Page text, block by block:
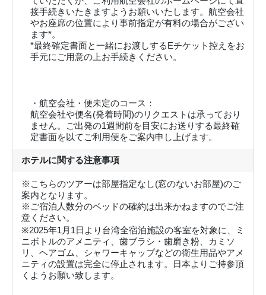
接手続きいたきますようお願いいたします。航空会社
やお座席の位置により事前指定が有料の場合がござい
ます*。
*最終確定書面と一緒にお渡しするEチケット控えをお
手元にご用意の上お手続きください。
・航空会社・便未定のコース：
航空会社や便名(発着時間)のリクエストは承っており
ません。ご出発の1週間前を目安にお送りする最終確
定書面を以てご利用便をご案内申し上げます。
ホテルに関する注意事項
※こちらのツアーは部屋指定なし(窓のないお部屋)のご
案内となります。
※ご宿泊人数分のベッドの確約は出来かねますのでご注
意ください。
※2025年1月1日より台湾全宿泊施設の客室を対象に、ミ
ニボトルのアメニティ、歯ブラシ・歯磨き粉、カミソ
リ、ヘアゴム、シャワーキャップなどの衛生用品やアメ
ニティの設置は完全に停止されます。日本よりご持参頂
くようお願い致します。